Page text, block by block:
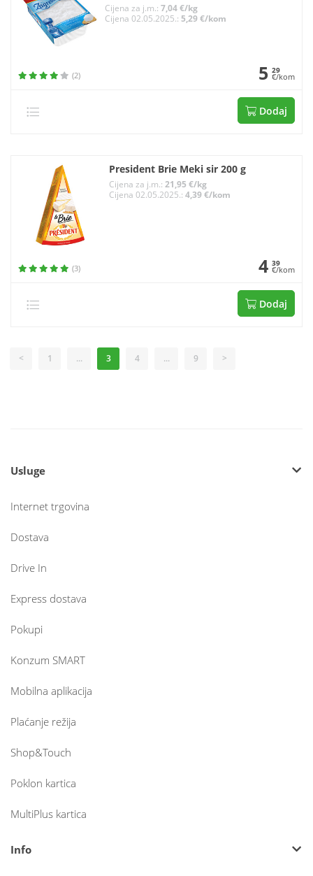
Cijena za j.m.:7,04 €/kg
Cijena 02.05.2025.:5,29 €/kom
(2) 5 29
€/kom
Dodaj
President Brie Meki sir 200 g
Cijena za j.m.: 21,95 €/kg
Cijena 02.05.2025.: 4,39 €/kom
(3) 4 39
€/kom
Dodaj
< 1 ... 3 4 ... 9 >
Usluge
Internet trgovina
Dostava
Drive In
Express dostava
Pokupi
Konzum SMART
Mobilna aplikacija
Plaćanje režija
Shop&Touch
Poklon kartica
MultiPlus kartica
Info